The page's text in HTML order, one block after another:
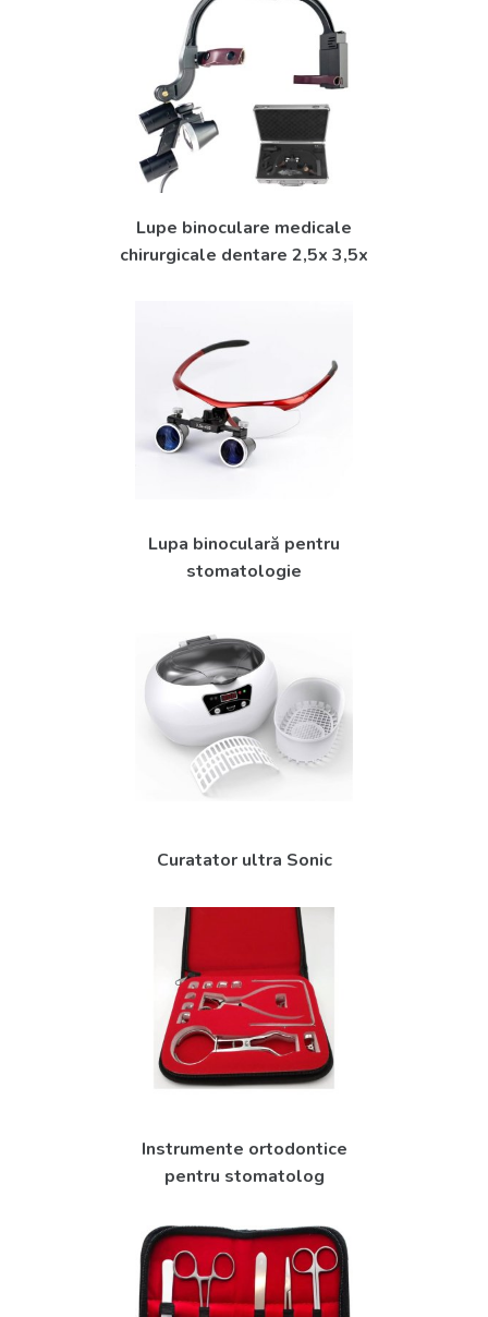
Lupe binoculare medicale
chirurgicale dentare 2,5x 3,5x
Lupa binoculară pentru
stomatologie
Curatator ultra Sonic
Instrumente ortodontice
pentru stomatolog